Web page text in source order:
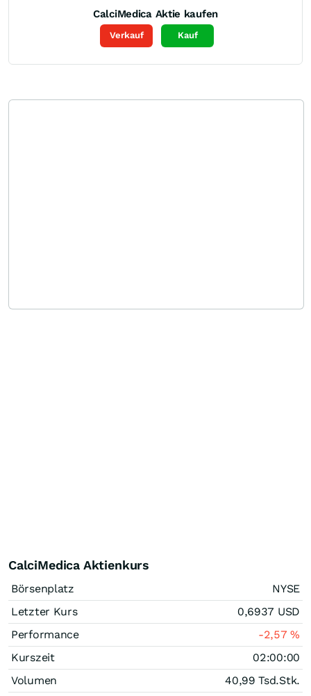
CalciMedica Aktie kaufen
Verkauf Kauf
CalciMedica Aktienkurs
Börsenplatz
NYSE
Letzter Kurs
0,6937 USD
Performance
-2,57%
Kurszeit
02:00:00
Volumen
40,99 Tsd.Stk.